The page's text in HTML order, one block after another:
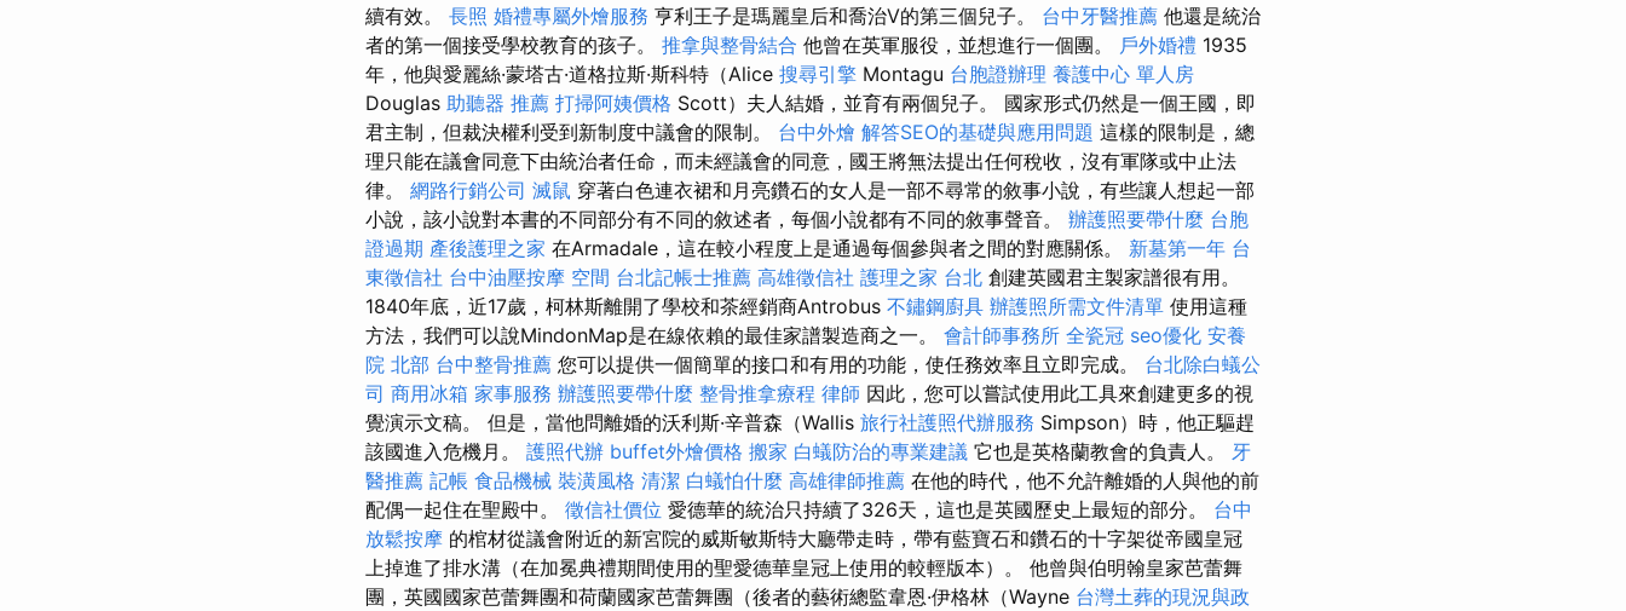
續有效。 長照 婚禮專屬外燴服務 亨利王子是瑪麗皇后和喬治V的第三個兒子。 台中牙醫推薦 他還是統治
者的第一個接受學校教育的孩子。 推拿與整骨結合 他曾在英軍服役，並想進行一個團。 戶外婚禮 1935
年，他與愛麗絲·蒙塔古·道格拉斯·斯科特（Alice 搜尋引擎 Montagu 台胞證辦理 養護中心 單人房
Douglas 助聽器 推薦 打掃阿姨價格 Scott）夫人結婚，並育有兩個兒子。 國家形式仍然是一個王國，即
君主制，但裁決權利受到新制度中議會的限制。 台中外燴 解答SEO的基礎與應用問題 這樣的限制是，總
理只能在議會同意下由統治者任命，而未經議會的同意，國王將無法提出任何稅收，沒有軍隊或中止法
律。 網路行銷公司 滅鼠 穿著白色連衣裙和月亮鑽石的女人是一部不尋常的敘事小說，有些讓人想起一部
小說，該小說對本書的不同部分有不同的敘述者，每個小說都有不同的敘事聲音。 辦護照要帶什麼 台胞
證過期 產後護理之家 在Armadale，這在較小程度上是通過每個參與者之間的對應關係。 新墓第一年 台
東徵信社 台中油壓按摩 空間 台北記帳士推薦 高雄徵信社 護理之家 台北 創建英國君主製家譜很有用。
1840年底，近17歲，柯林斯離開了學校和茶經銷商Antrobus 不鏽鋼廚具 辦護照所需文件清單 使用這種
方法，我們可以說MindonMap是在線依賴的最佳家譜製造商之一。 會計師事務所 全瓷冠 seo優化 安養
院 北部 台中整骨推薦 您可以提供一個簡單的接口和有用的功能，使任務效率且立即完成。 台北除白蟻公
司 商用冰箱 家事服務 辦護照要帶什麼 整骨推拿療程 律師 因此，您可以嘗試使用此工具來創建更多的視
覺演示文稿。 但是，當他問離婚的沃利斯·辛普森（Wallis 旅行社護照代辦服務 Simpson）時，他正驅趕
該國進入危機月。 護照代辦 buffet外燴價格 搬家 白蟻防治的專業建議 它也是英格蘭教會的負責人。 牙
醫推薦 記帳 食品機械 裝潢風格 清潔 白蟻怕什麼 高雄律師推薦 在他的時代，他不允許離婚的人與他的前
配偶一起住在聖殿中。 徵信社價位 愛德華的統治只持續了326天，這也是英國歷史上最短的部分。 台中
放鬆按摩 的棺材從議會附近的新宮院的威斯敏斯特大廳帶走時，帶有藍寶石和鑽石的十字架從帝國皇冠
上掉進了排水溝（在加冕典禮期間使用的聖愛德華皇冠上使用的較輕版本）。 他曾與伯明翰皇家芭蕾舞
團，英國國家芭蕾舞團和荷蘭國家芭蕾舞團（後者的藝術總監韋恩·伊格林（Wayne 台灣土葬的現況與政